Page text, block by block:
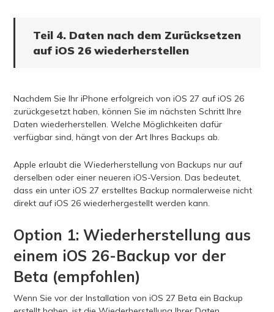
Teil 4. Daten nach dem Zurücksetzen
auf iOS 26 wiederherstellen
Nachdem Sie Ihr iPhone erfolgreich von iOS 27 auf iOS 26
zurückgesetzt haben, können Sie im nächsten Schritt Ihre
Daten wiederherstellen. Welche Möglichkeiten dafür
verfügbar sind, hängt von der Art Ihres Backups ab.
Apple erlaubt die Wiederherstellung von Backups nur auf
derselben oder einer neueren iOS-Version. Das bedeutet,
dass ein unter iOS 27 erstelltes Backup normalerweise nicht
direkt auf iOS 26 wiederhergestellt werden kann.
Option 1: Wiederherstellung aus
einem iOS 26-Backup vor der
Beta (empfohlen)
Wenn Sie vor der Installation von iOS 27 Beta ein Backup